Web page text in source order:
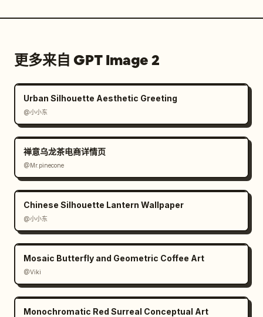
更多来自 GPT Image 2
Urban Silhouette Aesthetic Greeting
@小小东
禅意乌龙茶电商详情页
@Mr.pinecone
Chinese Silhouette Lantern Wallpaper
@小小东
Mosaic Butterfly and Geometric Coffee Art
@Viki
Monochromatic Red Surreal Conceptual Art